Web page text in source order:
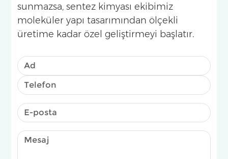
sunmazsa, sentez kimyası ekibimiz
moleküler yapı tasarımından ölçekli
üretime kadar özel geliştirmeyi başlatır.